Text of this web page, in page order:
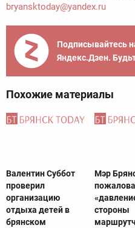
bryansktoday@yandex.ru
Подписывайтесь
Яндекс.Дзен.
Похожие материалы
Валентин Суббот
проверил
организацию
отдыха детей в
брянском
Мэр
стороны